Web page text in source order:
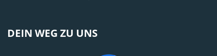
DEIN WEG ZU UNS